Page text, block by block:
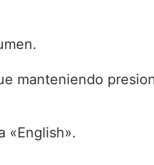
manteniendo
«English».